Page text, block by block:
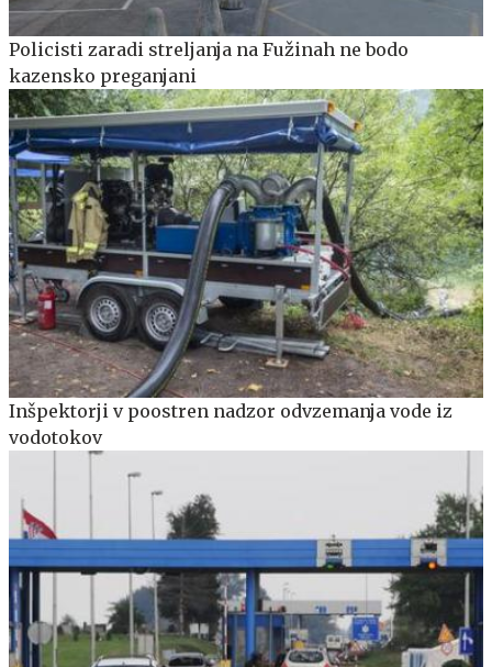
Policisti zaradi streljanja na Fužinah ne bodo
kazensko preganjani
Inšpektorji v poostren nadzor odvzemanja vode iz
vodotokov